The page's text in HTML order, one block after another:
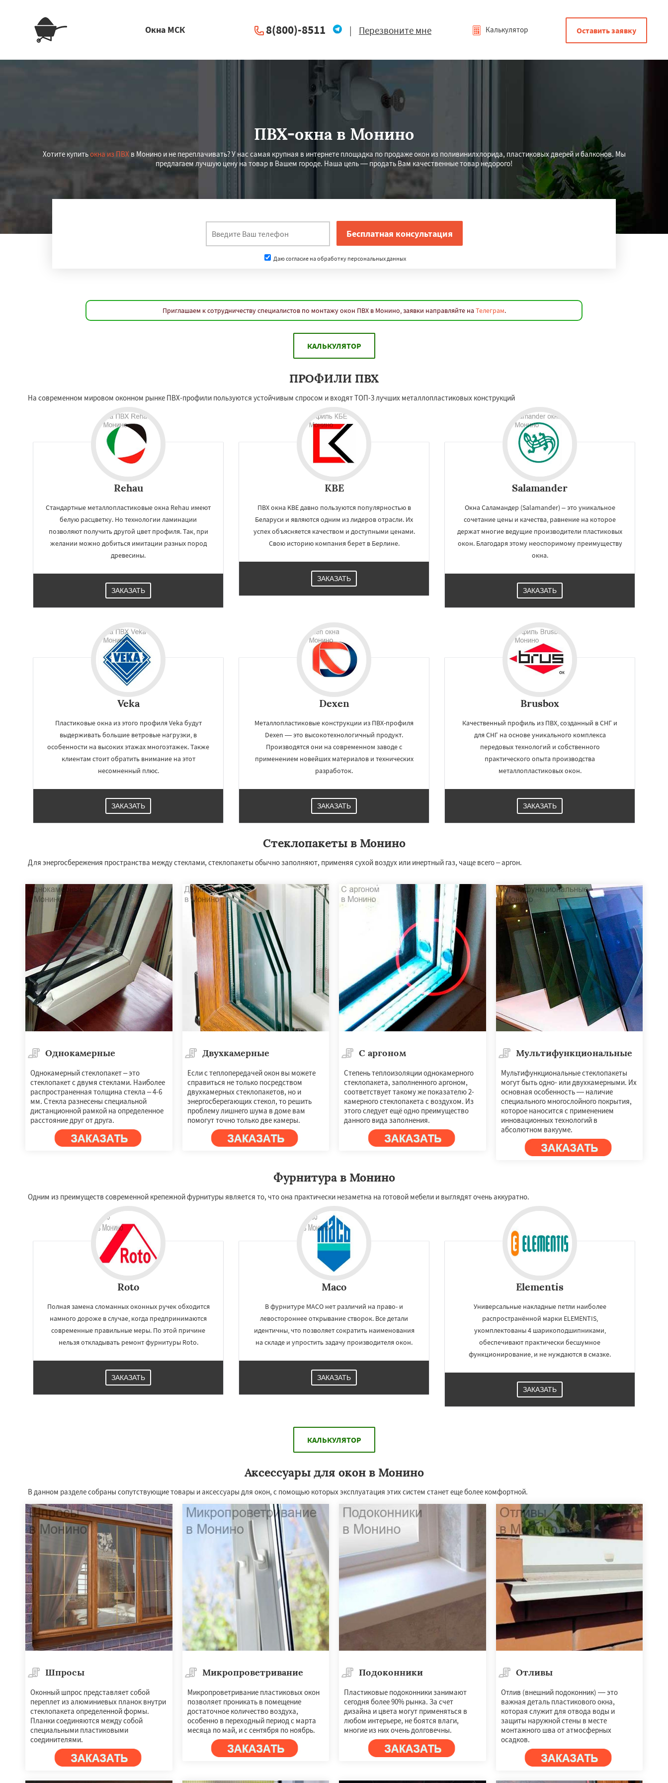
регионам
×
Обухово
Октябрьский
Правдинский
Решетниково
Родники
Свердловск
Фосфоритный Фряново Хорлово
Черкизово Черусти Шаховская
Окна МСК 8(800)-8511 | Перезвоните мне Калькулятор Оставить заявку
ПВХ-окна в Монино
Хотите купитьокна из ПВХв Монино и не переплачивать? У нас самая крупная в интернете площадка по продаже окон из поливинилхлорида, пластиковых дверей и балконов. Мы
предлагаем лучшую цену на товар в Вашем городе. Наша цель — продать Вам качественные товар недорого!
Даю согласие на обработку персональных данных
Приглашаем к сотрудничеству специалистов по монтажу окон ПВХ в Монино, заявки направляйте на Телеграм.
КАЛЬКУЛЯТОР
ПРОФИЛИ ПВХ
На современном мировом оконном рынке ПВХ-профили пользуются устойчивым спросом и входят ТОП-3 лучших металлопластиковых конструкций
Rehau
Стандартные металлопластиковые окна Rehau имеют
белую расцветку. Но технологии ламинации
позволяют получить другой цвет профиля. Так, при
желании можно добиться имитации разных пород
древесины.
ЗАКАЗАТЬ
KBE
ПВХ окна KBE давно пользуются популярностью в
Беларуси и являются одним из лидеров отрасли. Их
успех объясняется качеством и доступными ценами.
Свою историю компания берет в Берлине.
ЗАКАЗАТЬ
Salamander
Окна Саламандер (Salamander) – это уникальное
сочетание цены и качества, равнение на которое
держат многие ведущие производители пластиковых
окон. Благодаря этому неоспоримому преимуществу
окна.
ЗАКАЗАТЬ
Veka
Пластиковые окна из этого профиля Veka будут
выдерживать большие ветровые нагрузки, в
особенности на высоких этажах многоэтажек. Также
клиентам стоит обратить внимание на этот
несомненный плюс.
ЗАКАЗАТЬ
Dexen
Металлопластиковые конструкции из ПВХ-профиля
Dexen — это высокотехнологичный продукт.
Производятся они на современном заводе с
применением новейших материалов и технических
разработок.
ЗАКАЗАТЬ
Brusbox
Качественный профиль из ПВХ, созданный в СНГ и
для СНГ на основе уникального комплекса
передовых технологий и собственного
практического опыта производства
металлопластиковых окон.
ЗАКАЗАТЬ
Стеклопакеты в Монино
Для энергосбережения пространства между стеклами, стеклопакеты обычно заполняют, применяя сухой воздух или инертный газ, чаще всего – аргон.
Однокамерные
Однокамерный стеклопакет – это
стеклопакет с двумя стеклами. Наиболее
распространенная толщина стекла – 4-6
мм. Стекла разнесены специальной
дистанционной рамкой на определенное
расстояние друг от друга.
Двухкамерные
Если с теплопередачей окон вы можете
справиться не только посредством
двухкамерных стеклопакетов, но и
энергосберегающих стекол, то решить
проблему лишнего шума в доме вам
помогут точно только две камеры.
С аргоном
Степень теплоизоляции однокамерного
стеклопакета, заполненного аргоном,
соответствует такому же показателю 2-
камерного стеклопакета с воздухом. Из
этого следует ещё одно преимущество
данного вида заполнения.
Мультифункциональные
Мультифункциональные стеклопакеты
могут быть одно- или двухкамерными. Их
основная особенность — наличие
специального многослойного покрытия,
которое наносится с применением
инновационных технологий в
абсолютном вакууме.
Фурнитура в Монино
Одним из преимуществ современной крепежной фурнитуры является то, что она практически незаметна на готовой мебели и выглядят очень аккуратно.
Roto
Полная замена сломанных оконных ручек обходится
намного дороже в случае, когда предпринимаются
современные правильные меры. По этой причине
нельзя откладывать ремонт фурнитуры Roto.
ЗАКАЗАТЬ
Maco
В фурнитуре MACO нет различий на право- и
левостороннее открывание створок. Все детали
идентичны, что позволяет сократить наименования
на складе и упростить задачу производителя окон.
ЗАКАЗАТЬ
Elementis
Универсальные накладные петли наиболее
распространённой марки ELEMENTIS,
укомплектованы 4 шарикоподшипниками,
обеспечивают практически бесшумное
функционирование, и не нуждаются в смазке.
ЗАКАЗАТЬ
КАЛЬКУЛЯТОР
Аксессуары для окон в Монино
В данном разделе собраны сопутствующие товары и аксессуары для окон, с помощью которых эксплуатация этих систем станет еще более комфортной.
Шпросы
Оконный шпрос представляет собой
переплет из алюминиевых планок внутри
стеклопакета определенной формы.
Планки соединяются между собой
специальными пластиковыми
соединителями.
Микропроветривание
Микропроветривание пластиковых окон
позволяет проникать в помещение
достаточное количество воздуха,
особенно в переходный период с марта
месяца по май, и с сентября по ноябрь.
Подоконники
Пластиковые подоконники занимают
сегодня более 90% рынка. За счет
дизайна и цвета могут применяться в
любом интерьере, не боятся влаги,
многие из них очень долговечны.
Отливы
Отлив (внешний подоконник) — это
важная деталь пластикового окна,
которая служит для отвода воды и
защиты наружной стены в месте
монтажного шва от атмосферных
осадков.